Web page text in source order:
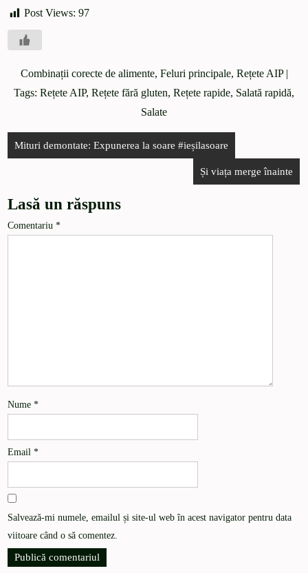
Post Views: 97
Combinații corecte de alimente, Feluri principale, Rețete AIP|
Tags: Rețete AIP, Rețete fără gluten, Rețete rapide, Salată rapidă,
Salate
Mituri demontate: Expunerea la soare #ieșilasoare
Și viața merge înainte
Lasă un răspuns
Comentariu*
Nume*
Email*
Salvează-mi numele, emailul și site-ul web în acest navigator pentru data
viitoare când o să comentez.